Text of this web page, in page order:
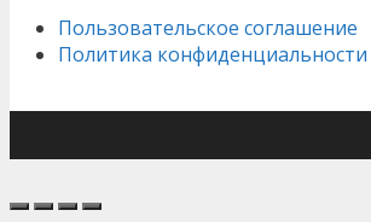
Пользовательское соглашение
Политика конфиденциальности